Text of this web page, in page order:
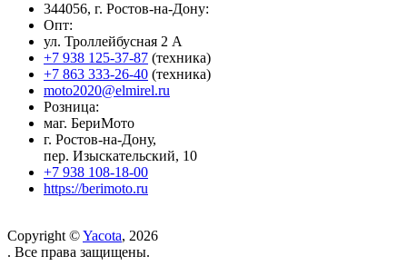
344056, г. Ростов-на-Дону:
Опт:
ул. Троллейбусная 2 А
+7 938 125-37-87 (техника)
+7 863 333-26-40 (техника)
moto2020@elmirel.ru
Розница:
маг. БериМото
г. Ростов-на-Дону,
пер. Изыскательский, 10
+7 938 108-18-00
https://berimoto.ru
Copyright ©Yacota, 2026
. Все права защищены.